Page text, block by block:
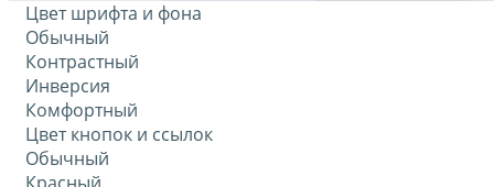
Цвет шрифта и фона
Обычный
Контрастный
Инверсия
Комфортный
Цвет кнопок и ссылок
Обычный